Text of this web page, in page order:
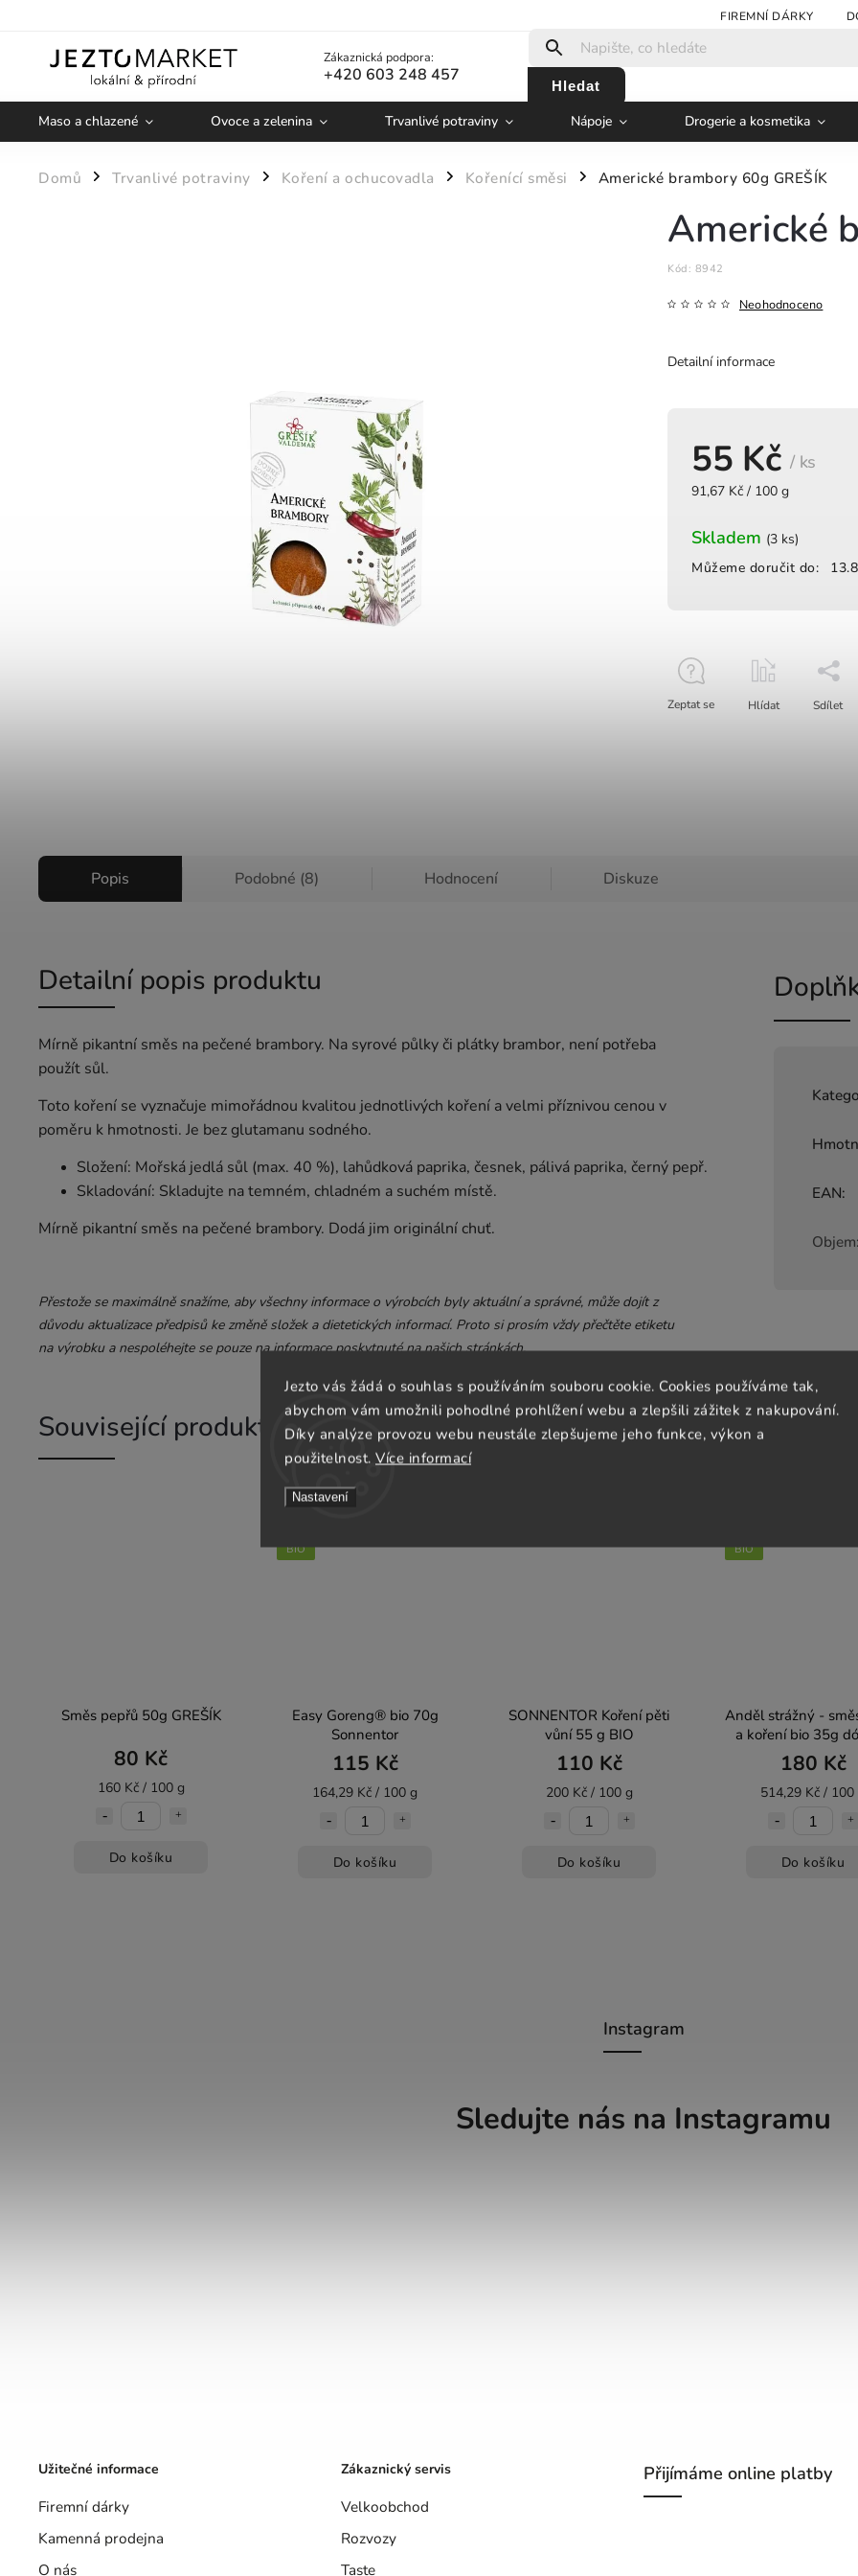
Jezto vás žádá o souhlas s používáním souboru cookie. Cookies používáme tak,
abychom vám umožnili pohodlné prohlížení webu a zlepšili zážitek z nakupování.
Díky analýze provozu webu neustále zlepšujeme jeho funkce, výkon a
použitelnost. Více informací
Nastavení
FIREMNÍ DÁRKY
Zákaznická podpora:
+420 603 248 457
Hledat
Maso a chlazené Ovoce a zelenina Trvanlivé potraviny Nápoje Drogerie a kosmetika
Domů / Trvanlivé potraviny / Koření a ochucovadla / Kořenící směsi / Americké brambory 60g GREŠÍK
55 Kč/ ks
91,67 Kč / 100 g
Skladem (3 ks)
Můžeme doručit do:
Americké
Kód: 8942
Neohodnoceno
Detailní informace
Zeptat se Hlídat Sdílet
Popis Podobné (8) Hodnocení Diskuze
Detailní popis produktu
Mírně pikantní směs na pečené brambory. Na syrové půlky či plátky brambor, není potřeba
použít sůl.
Toto koření se vyznačuje mimořádnou kvalitou jednotlivých koření a velmi příznivou cenou v
poměru k hmotnosti. Je bez glutamanu sodného.
Složení: Mořská jedlá sůl (max. 40 %), lahůdková paprika, česnek, pálivá paprika, černý pepř.
Skladování: Skladujte na temném, chladném a suchém místě.
Mírně pikantní směs na pečené brambory. Dodá jim originální chuť.
Přestože se maximálně snažíme, aby všechny informace o výrobcích byly aktuální a správné, může dojít z
důvodu aktualizace předpisů ke změně složek a dietetických informací. Proto si prosím vždy přečtěte etiketu
na výrobku a nespoléhejte se pouze na informace poskytnuté na našich stránkách.
EAN:
Objem:
Související produkty
Směs pepřů 50g GREŠÍK
80 Kč
160 Kč / 100 g
Do košíku
BIO
Easy Goreng® bio 70g
Sonnentor
115 Kč
164,29 Kč / 100 g
Do košíku
SONNENTOR Koření pěti
vůní 55 g BIO
110 Kč
200 Kč / 100 g
Do košíku
BIO
Anděl strážný -
a koření bio 35g
Sonnentor
180 Kč
514,29 Kč / 100
Do košíku
Instagram
Sledujte nás na Instagramu
Užitečné informace
Firemní dárky
Kamenná prodejna
O nás
Zákaznický servis
Velkoobchod
Rozvozy
Taste
Přijímáme online platby